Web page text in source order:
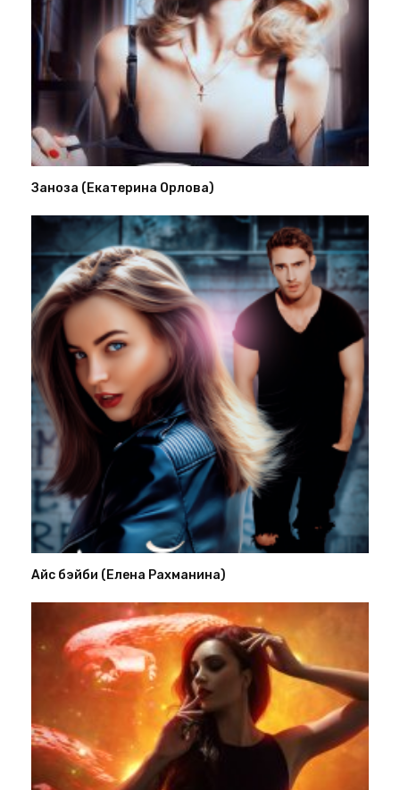
Заноза (Екатерина Орлова)
Айс бэйби (Елена Рахманина)